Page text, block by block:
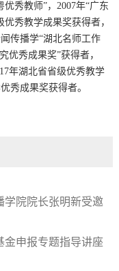
秀教师”，2007年“广东
秀教学成果奖获得者，
传播学“湖北名师工作
优秀成果奖”获得者，
年湖北省省级优秀教学
秀成果奖获得者。
学院院长张明新受邀
金申报专题指导讲座